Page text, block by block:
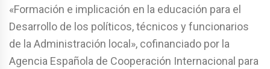
«Formación e implicación en la educación para el
Desarrollo de los políticos, técnicos y funcionarios
de la Administración local», cofinanciado por la
Agencia Española de Cooperación Internacional para